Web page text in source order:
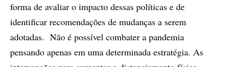
forma de avaliar o impacto dessas políticas e de
identificar recomendações de mudanças a serem
adotadas. Não é possível combater a pandemia
pensando apenas em uma determinada estratégia. As